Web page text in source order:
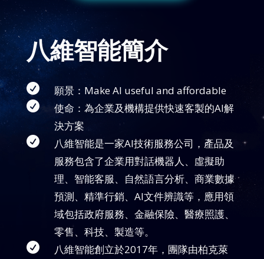
八維智能簡介
 願景：Make AI useful and affordable

使命：為企業及機構提供快速客製的AI解
決方案

八維智能是一家AI技術服務公司，產品及
服務包含了企業用對話機器人、虛擬助
理、智能客服、自然語言分析、商業數據
預測、精準行銷、AI文件辨識等，應用領
域包括政府服務、金融保險、醫療照護、
零售、科技、製造等。

八維智能創立於2017年，團隊由柏克萊